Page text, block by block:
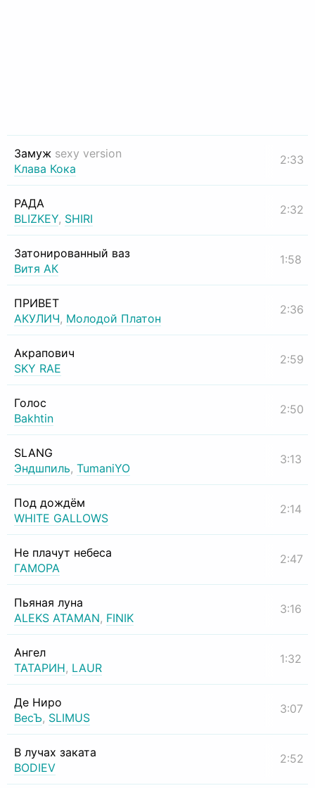
Замуж sexy version
Клава Кока
2:33
РАДА
BLIZKEY, SHIRI
2:32
Затонированный ваз
Витя АК
1:58
ПРИВЕТ
АКУЛИЧ, Молодой Платон
2:36
Акрапович
SKY RAE
2:59
Голос
Bakhtin
2:50
SLANG
Эндшпиль, TumaniYO
3:13
Под дождём
WHITE GALLOWS
2:14
Не плачут небеса
ГАМОРА
2:47
Пьяная луна
ALEKS ATAMAN, FINIK
3:16
Ангел
ТАТАРИН, LAUR
1:32
Де Ниро
ВесЪ, SLIMUS
3:07
В лучах заката
BODIEV
2:52